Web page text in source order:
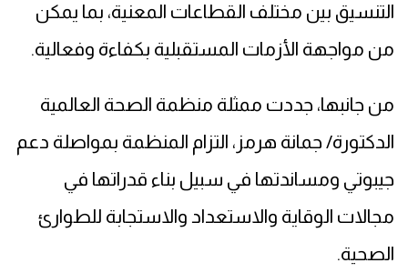
التنسيق بين مختلف القطاعات المعنية، بما يمكن
من مواجهة الأزمات المستقبلية بكفاءة وفعالية.
من جانبها، جددت ممثلة منظمة الصحة العالمية
الدكتورة/ جمانة هرمز، التزام المنظمة بمواصلة دعم
جيبوتي ومساندتها في سبيل بناء قدراتها في
مجالات الوقاية والاستعداد والاستجابة للطوارئ
الصحية.